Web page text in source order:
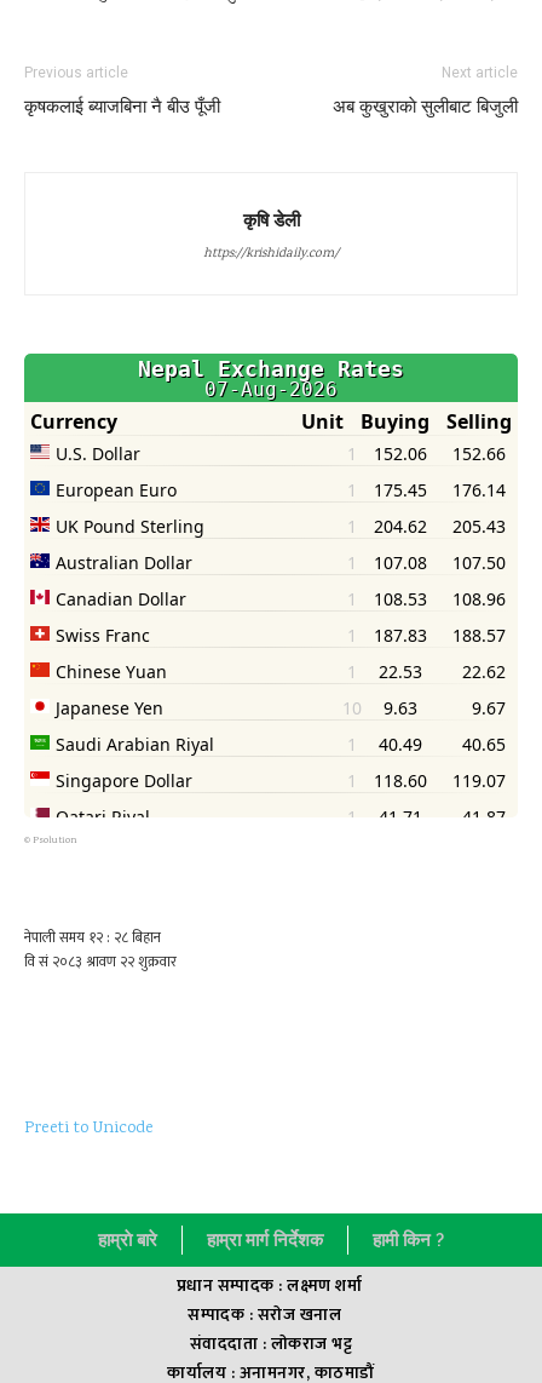
Previous article
कृषकलाई ब्याजबिना नै बीउ पूँजी
Next article
अब कुखुराकाे सुलीबाट बिजुली
कृषि डेली
https://krishidaily.com/
© Psolution
Preeti to Unicode
हाम्राे बारे हाम्रा मार्ग निर्देशक हामी किन ?
प्रधान सम्पादक : लक्ष्मण शर्मा
सम्पादक : सराेज खनाल
संवाददाता : लाेकराज भट्ट
कार्यालय : अनामनगर, काठमाडौं